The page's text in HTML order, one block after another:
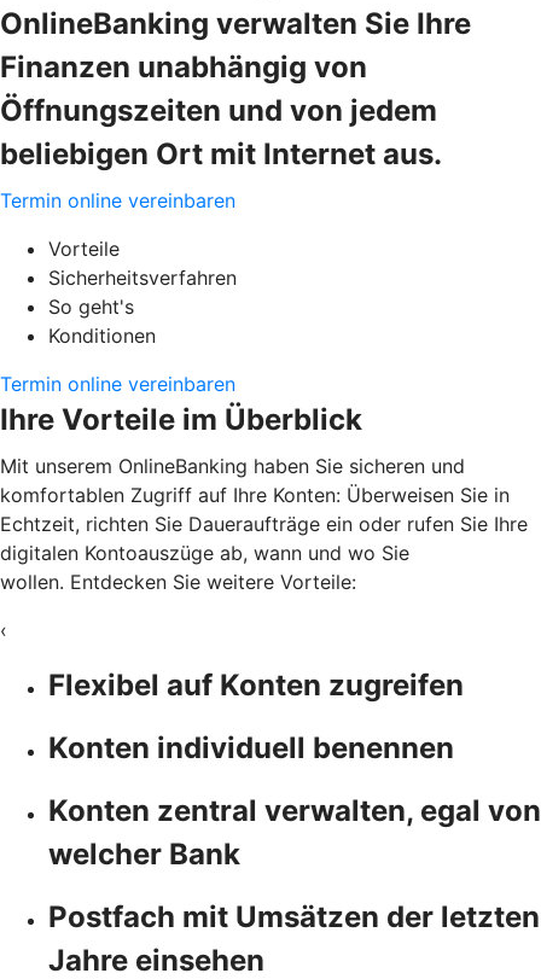
OnlineBanking verwalten Sie Ihre
Finanzen unabhängig von
Öffnungszeiten und von jedem
beliebigen Ort mit Internet aus.
Termin online vereinbaren
Vorteile
Sicherheitsverfahren
So geht's
Konditionen
Termin online vereinbaren
Ihre Vorteile im Überblick
Mit unserem OnlineBanking haben Sie sicheren und
komfortablen Zugriff auf Ihre Konten: Überweisen Sie in
Echtzeit, richten Sie Daueraufträge ein oder rufen Sie Ihre
digitalen Kontoauszüge ab, wann und wo Sie
wollen. Entdecken Sie weitere Vorteile:
‹
Flexibel auf Konten zugreifen
Konten individuell benennen
Konten zentral verwalten, egal von
welcher Bank
Postfach mit Umsätzen der letzten
Jahre einsehen